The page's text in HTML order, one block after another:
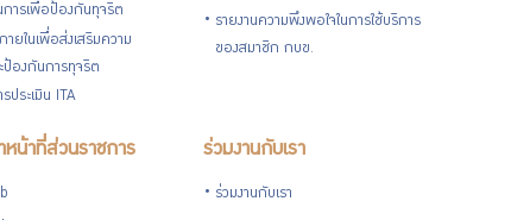
การเพื่อป้องกันทุจริต
ายในเพื่อส่งเสริมความ
ะป้องกันการทุจริต
รประเมิน ITA
รายงานความพึงพอใจในการใช้บริการ
ของสมาชิก กบข.
หน้าที่ส่วนราชการ ร่วมงานกับเรา
ร่วมงานกับเรา